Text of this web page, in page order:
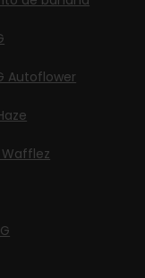
Autoflower